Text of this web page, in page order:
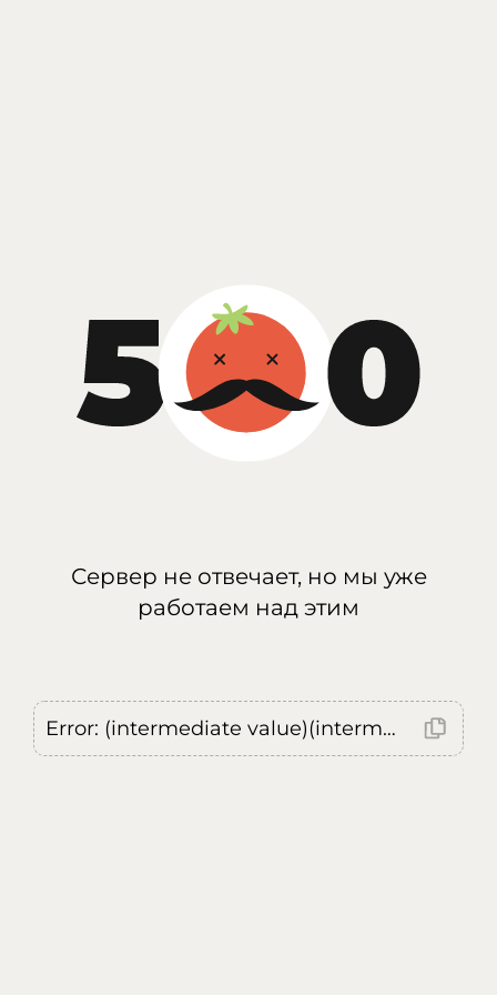
Сервер не отвечает, но мы уже
работаем над этим
Error: (intermediate value)(intermediate value)(intermediate value).replaceAll is not a function